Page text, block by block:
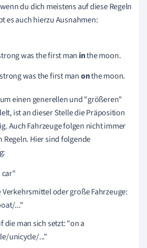
du dich meistens auf diese Regeln
es auch hierzu Ausnahmen:
was the first man inthe moon.
was the first manonthe moon.
einen generellen und "größeren"
ist an dieser Stelle die Präposition
Auch Fahrzeuge folgen nicht immer
Hier sind folgende
oder große Fahrzeuge:
..."
die man sich setzt: "on a
unicycle/..."